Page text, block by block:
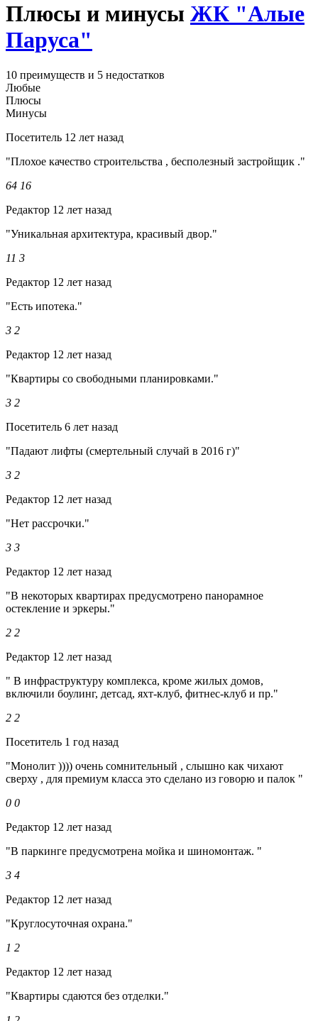
Плюсы и минусы ЖК "Алые
Паруса"
10 преимуществ и 5 недостатков
Любые
Плюсы
Минусы
Посетитель 12 лет назад
"Плохое качество строительства , бесполезный застройщик ."
64 16
Редактор 12 лет назад
"Уникальная архитектура, красивый двор."
11 3
Редактор 12 лет назад
"Есть ипотека."
3 2
Редактор 12 лет назад
"Квартиры со свободными планировками."
3 2
Посетитель 6 лет назад
"Падают лифты (смертельный случай в 2016 г)"
3 2
Редактор 12 лет назад
"Нет рассрочки."
3 3
Редактор 12 лет назад
"В некоторых квартирах предусмотрено панорамное
остекление и эркеры."
2 2
Редактор 12 лет назад
" В инфраструктуру комплекса, кроме жилых домов,
включили боулинг, детсад, яхт-клуб, фитнес-клуб и пр."
2 2
Посетитель 1 год назад
"Монолит )))) очень сомнительный , слышно как чихают
сверху , для премиум класса это сделано из говорю и палок "
0 0
Редактор 12 лет назад
"В паркинге предусмотрена мойка и шиномонтаж. "
3 4
Редактор 12 лет назад
"Круглосуточная охрана."
1 2
Редактор 12 лет назад
"Квартиры сдаются без отделки."